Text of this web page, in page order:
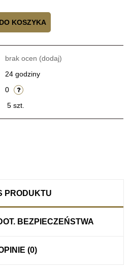
DO KOSZYKA
brak ocen (dodaj)
24 godziny
0
5 szt.
PRODUKTU
BEZPIECZEŃSTWA
(0)